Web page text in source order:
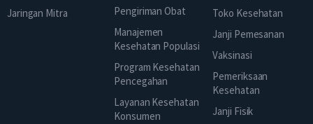
Jaringan Mitra
Pengiriman Obat
Manajemen
Kesehatan Populasi
Program Kesehatan
Pencegahan
Layanan Kesehatan
Konsumen
Toko Kesehatan
Janji Pemesanan
Vaksinasi
Pemeriksaan
Kesehatan
Janji Fisik